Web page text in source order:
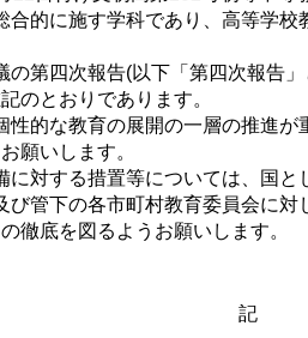
的に施す学科であり、高等学
第四次報告(以下「第四次報告
のとおりであります。
的な教育の展開の一層の推進
願いします。
対する措置等については、国と
管下の各市町村教育委員会に
徹底を図るようお願いします。
記